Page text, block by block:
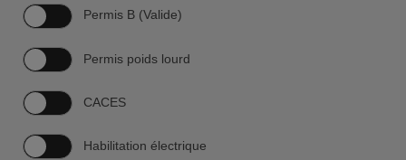
Permis B (Valide)
Permis poids lourd
CACES
Habilitation électrique